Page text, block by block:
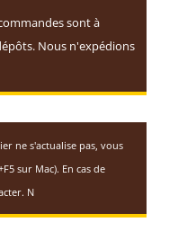
sont à
Nous n'expédions
ne s'actualise pas, vous
sur Mac). En cas de
N